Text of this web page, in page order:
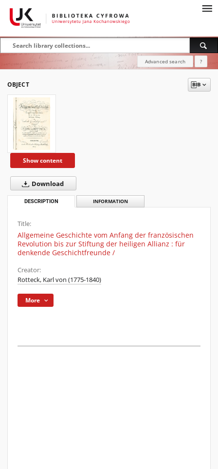
Advanced search ?
OBJECT
Show content
Download
DESCRIPTION INFORMATION
Title:
Allgemeine Geschichte vom Anfang der französischen
Revolution bis zur Stiftung der heiligen Allianz : für
denkende Geschichtfreunde /
Creator:
Rotteck, Karl von (1775-1840)
More